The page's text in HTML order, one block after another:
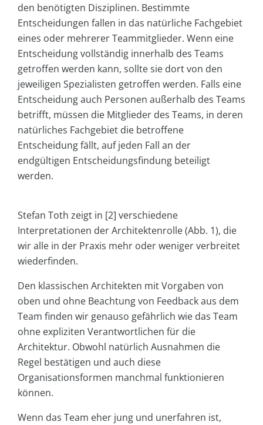
den benötigten Disziplinen. Bestimmte
Entscheidungen fallen in das natürliche Fachgebiet
eines oder mehrerer Teammitglieder. Wenn eine
Entscheidung vollständig innerhalb des Teams
getroffen werden kann, sollte sie dort von den
jeweiligen Spezialisten getroffen werden. Falls eine
Entscheidung auch Personen außerhalb des Teams
betrifft, müssen die Mitglieder des Teams, in deren
natürliches Fachgebiet die betroffene
Entscheidung fällt, auf jeden Fall an der
endgültigen Entscheidungsfindung beteiligt
werden.
Stefan Toth zeigt in [2] verschiedene
Interpretationen der Architektenrolle (Abb. 1), die
wir alle in der Praxis mehr oder weniger verbreitet
wiederfinden.
Den klassischen Architekten mit Vorgaben von
oben und ohne Beachtung von Feedback aus dem
Team finden wir genauso gefährlich wie das Team
ohne expliziten Verantwortlichen für die
Architektur. Obwohl natürlich Ausnahmen die
Regel bestätigen und auch diese
Organisationsformen manchmal funktionieren
können.
Wenn das Team eher jung und unerfahren ist,